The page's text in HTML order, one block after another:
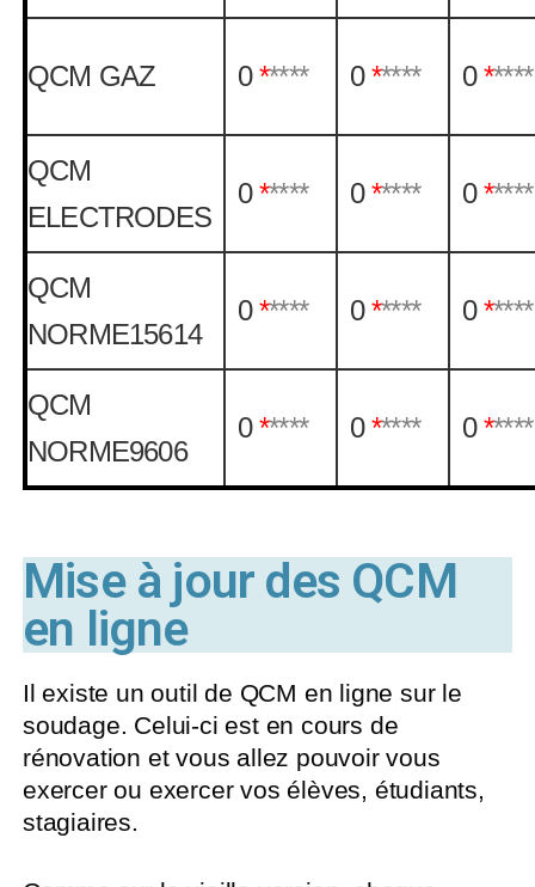
QCM GAZ 0***** 0***** 0*****
QCM
ELECTRODES
0***** 0***** 0*****
QCM
NORME15614
0***** 0***** 0*****
QCM
NORME9606
0***** 0***** 0*****
Mise à jour des QCM
en ligne
Il existe un outil de QCM en ligne sur le
soudage. Celui-ci est en cours de
rénovation et vous allez pouvoir vous
exercer ou exercer vos élèves, étudiants,
stagiaires.